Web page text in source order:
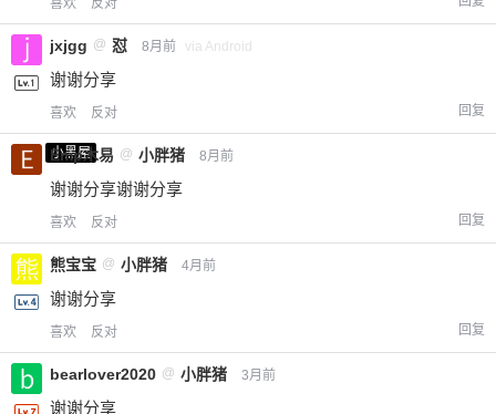
喜欢 反对
jxjgg @ 怼 8月前 via Android
谢谢分享
喜欢 反对 回复
小黑屋
Emp木易 @ 小胖猪 8月前
谢谢分享谢谢分享
喜欢 反对 回复
熊宝宝 @ 小胖猪 4月前
谢谢分享
喜欢 反对 回复
bearlover2020 @ 小胖猪 3月前
谢谢分享